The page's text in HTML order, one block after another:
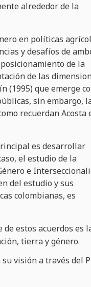
alrededor de la
en políticas
y desafíos de
de la
de las
(1995) que emerge
sin embargo,
recuerdan Acosta
es desarrollar
el estudio de la
e
del estudio y sus
colombianas, es
de estos acuerdos es
tierra y género.
visión a través del